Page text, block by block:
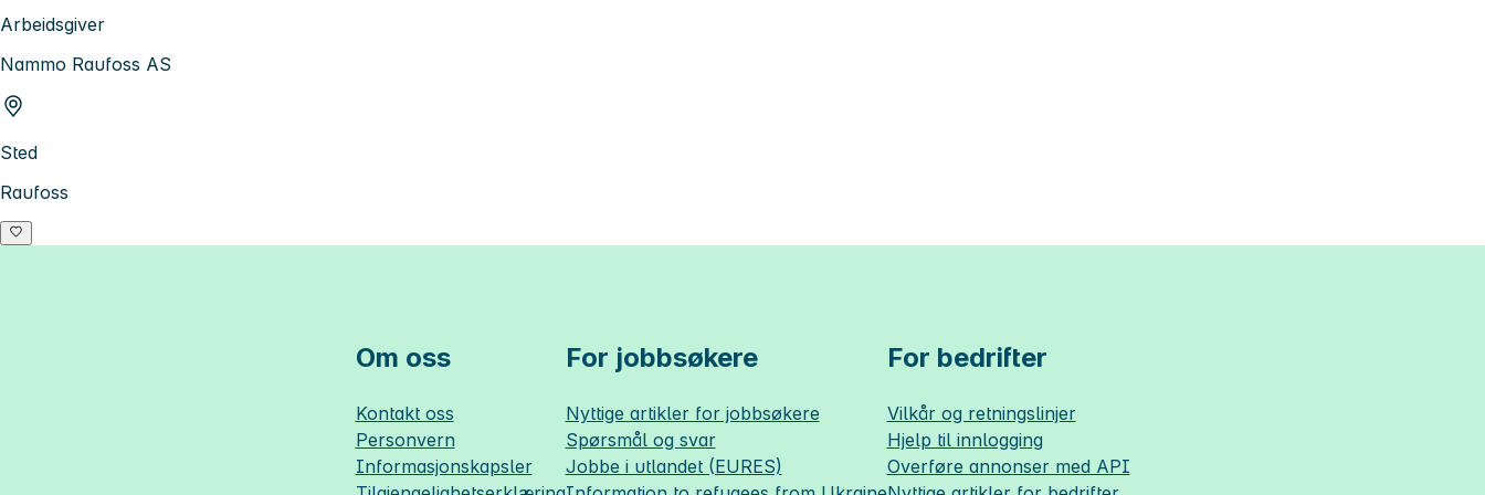
Arbeidsgiver
Nammo Raufoss AS
Sted
Raufoss
Om oss
Kontakt oss
Personvern
Informasjonskapsler
For jobbsøkere
Nyttige artikler for jobbsøkere
Spørsmål og svar
Jobbe i utlandet (EURES)
For bedrifter
Vilkår og retningslinjer
Hjelp til innlogging
Overføre annonser med API